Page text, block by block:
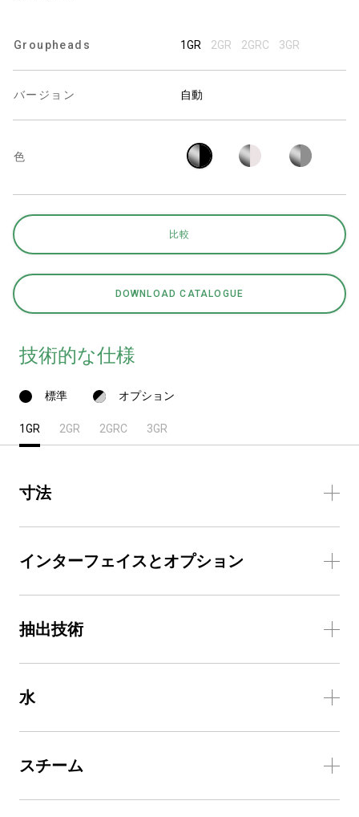
Groupheads 1GR 2GR 2GRC 3GR
バージョン 自動
色
比較
DOWNLOAD CATALOGUE
技術的な仕様
標準 オプション
1GR 2GR 2GRC 3GR
寸法
インターフェイスとオプション
抽出技術
水
スチーム